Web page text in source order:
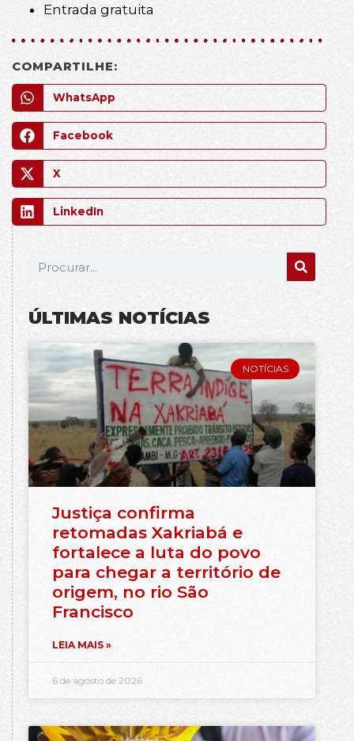
Entrada gratuita
COMPARTILHE:
WhatsApp
Facebook
X
LinkedIn
ÚLTIMAS NOTÍCIAS
NOTÍCIAS
Justiça confirma
retomadas Xakriabá e
fortalece a luta do povo
para chegar a território de
origem, no rio São
Francisco
LEIA MAIS »
6 de agosto de 2026